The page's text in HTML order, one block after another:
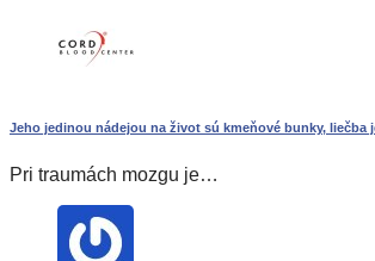
Jeho jedinou nádejou na život sú kmeňové bunky, liečba
Pri traumách mozgu je…